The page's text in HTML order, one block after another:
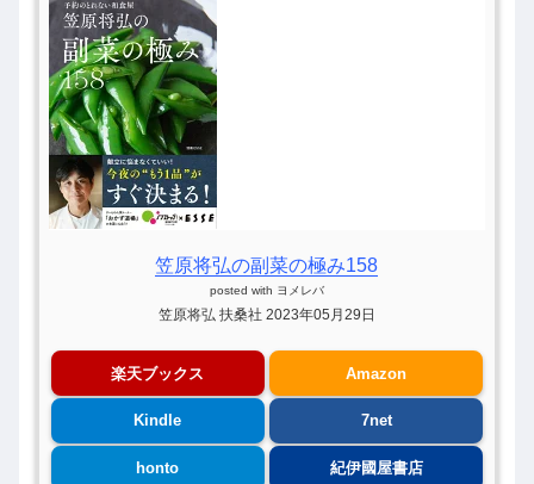
笠原将弘の副菜の極み158
posted with ヨメレバ
笠原将弘 扶桑社 2023年05月29日
楽天ブックス Amazon
Kindle 7net
honto 紀伊國屋書店